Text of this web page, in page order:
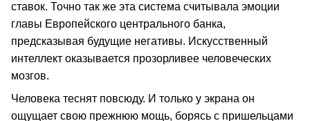
ставок. Точно так же эта система считывала эмоции
главы Европейского центрального банка,
предсказывая будущие негативы. Искусственный
интеллект оказывается прозорливее человеческих
мозгов.
Человека теснят повсюду. И только у экрана он
ощущает свою прежнюю мощь, борясь с пришельцами